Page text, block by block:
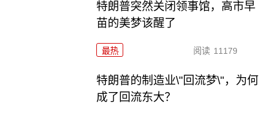
特朗普突然关闭领事馆，高市早
苗的美梦该醒了
最热 阅读 11179
特朗普的制造业\"回流梦\"，为何
成了回流东大？